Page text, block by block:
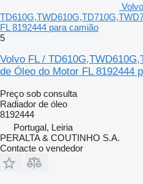
FL 8192444 para camião
5
Volvo FL /
de Óleo do Motor FL 8192444
Preço sob consulta
Radiador de óleo
8192444
Portugal, Leiria
PERALTA & COUTINHO S.A.
Contacte o vendedor